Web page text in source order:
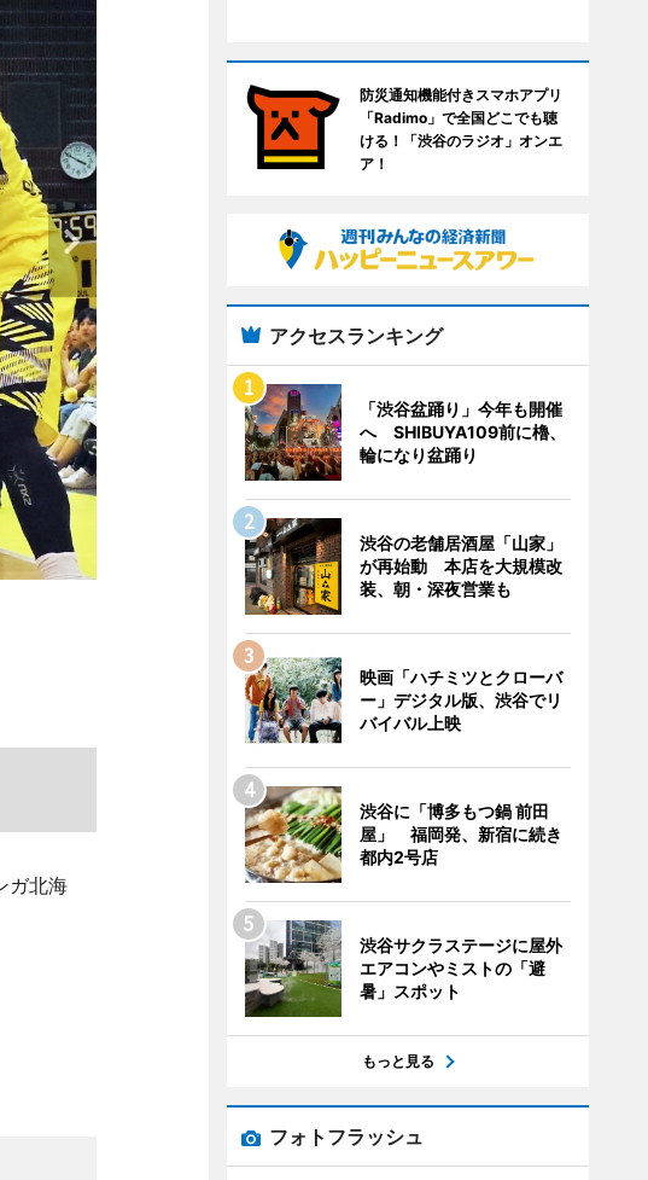
ガ北海
防災通知機能付きスマホアプリ
「Radimo」で全国どこでも聴
ける！「渋谷のラジオ」オンエ
ア！
アクセスランキング
「渋谷盆踊り」今年も開催
へ SHIBUYA109前に櫓、
輪になり盆踊り
渋谷の老舗居酒屋「山家」
が再始動 本店を大規模改
装、朝・深夜営業も
映画「ハチミツとクローバ
ー」デジタル版、渋谷でリ
バイバル上映
渋谷に「博多もつ鍋 前田
屋」 福岡発、新宿に続き
都内2号店
渋谷サクラステージに屋外
エアコンやミストの「避
暑」スポット
もっと見る
フォトフラッシュ